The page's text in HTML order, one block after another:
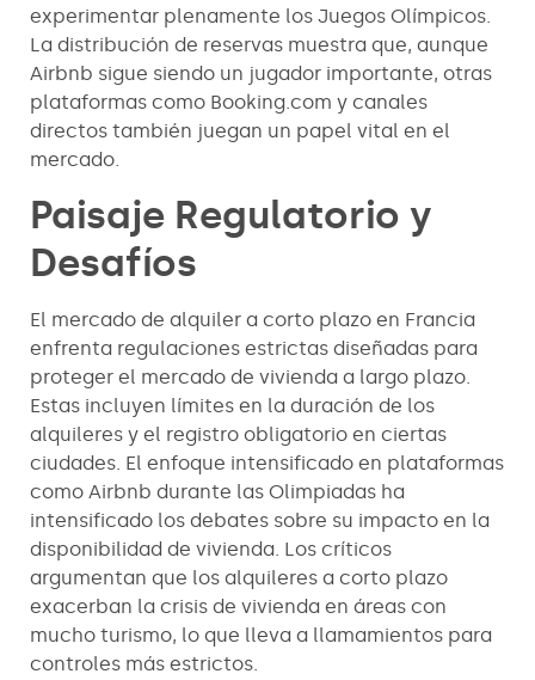
experimentar plenamente los Juegos Olímpicos.
La distribución de reservas muestra que, aunque
Airbnb sigue siendo un jugador importante, otras
plataformas como Booking.com y canales
directos también juegan un papel vital en el
mercado.
Paisaje Regulatorio y
Desafíos
El mercado de alquiler a corto plazo en Francia
enfrenta regulaciones estrictas diseñadas para
proteger el mercado de vivienda a largo plazo.
Estas incluyen límites en la duración de los
alquileres y el registro obligatorio en ciertas
ciudades. El enfoque intensificado en plataformas
como Airbnb durante las Olimpiadas ha
intensificado los debates sobre su impacto en la
disponibilidad de vivienda. Los críticos
argumentan que los alquileres a corto plazo
exacerban la crisis de vivienda en áreas con
mucho turismo, lo que lleva a llamamientos para
controles más estrictos.